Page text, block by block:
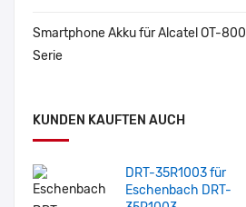
Smartphone Akku für Alcatel OT-800
Serie
KUNDEN KAUFTEN AUCH
DRT-35R1003 für
Eschenbach DRT-